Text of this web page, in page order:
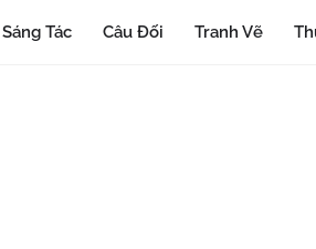
Sáng Tác Câu Đối Tranh Vẽ